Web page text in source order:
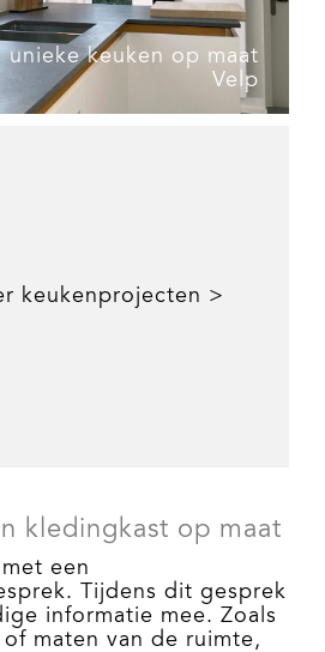
kledingkast op maat
een
Tijdens dit gesprek
informatie mee. Zoals
maten van de ruimte,
unieke keuken op maat
Velp
keukenprojecten >